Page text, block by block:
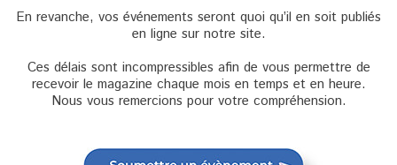
En revanche, vos événements seront quoi qu’il en soit publiés
en ligne sur notre site.
Ces délais sont incompressibles afin de vous permettre de
recevoir le magazine chaque mois en temps et en heure.
Nous vous remercions pour votre compréhension.